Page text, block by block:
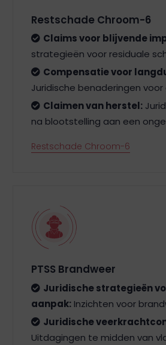
Restschade Chroom-6
Claims voor blijvende
strategieën voor residuale
Compensatie voor
Juridische benaderingen
Claimen van herstel:
na blootstelling aan een
Restschade Chroom-6
PTSS Brandweer
Juridische strategieën
aanpak: Inzichten voor
Juridische
Uitdagingen te midden van